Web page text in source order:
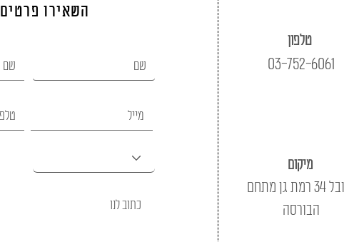
השאירו פרטים
טלפון
03-752-6061
מיקום
תובל 34 רמת גן מתחם
הבורסה